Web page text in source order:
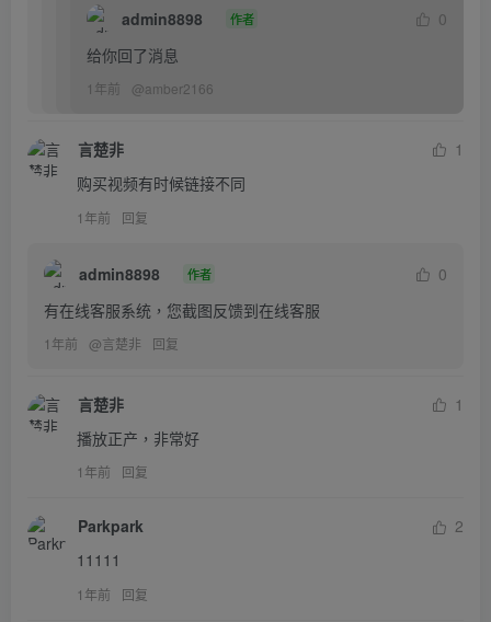
admin8898 作者
0
给你回了消息
1年前 @amber2166
言楚非
1
购买视频有时候链接不同
1年前 回复
admin8898 作者
0
有在线客服系统，您截图反馈到在线客服
1年前 @言楚非 回复
言楚非
1
播放正产，非常好
1年前 回复
Parkpark
2
11111
1年前 回复